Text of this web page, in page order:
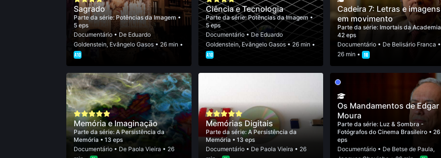
Sagrado
Parte da série:Potências da Imagem•
5 eps
Documentário• De Eduardo
Goldenstein, Evângelo Gasos• 26 min •
Ciência e Tecnologia
Parte da série:Potências da Imagem •
5 eps
Documentário• De Eduardo
Goldenstein, Evângelo Gasos• 26 min •
Cadeira 7: Letras e imagens
em movimento
Parte da série: Imortais da Academia
42 eps
Documentário • De Belisário Franca •
26 min •
Memória e Imaginação
Parte da série: A Persistência da
Memória • 13 eps
Documentário• De Paola Vieira • 26
Memórias Digitais
Parte da série: A Persistência da
Memória • 13 eps
Documentário• De Paola Vieira • 26
Os Mandamentos de Edgar
Moura
Parte da série: Luz & Sombra -
Fotógrafos do Cinema Brasileiro • 26
eps
Documentário • De Betse de Paula,